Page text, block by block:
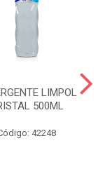
LIMPOL
500ML
42248